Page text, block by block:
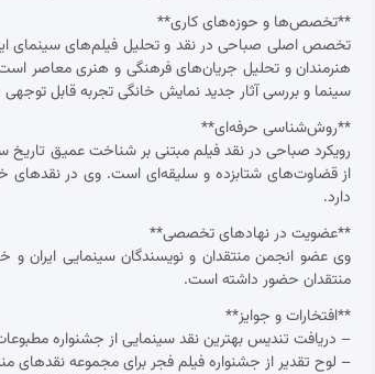
**تخصص‌ها و حوزه‌های کاری**
تخصص اصلی صباحی در نقد و تحلیل فیلم‌های سینمای
هنرمندان و تحلیل جریان‌های فرهنگی و هنری معاصر
سینما و بررسی آثار جدید نمایش خانگی تجربه قابل توجهی
**روش‌شناسی حرفه‌ای**
رویکرد صباحی در نقد فیلم مبتنی بر شناخت عمیق تاریخ
از قضاوت‌های شتابزده و سلیقه‌ای است. وی در نقدهای خود
دارد.
**عضویت در نهادهای تخصصی**
وی عضو انجمن منتقدان و نویسندگان سینمایی ایران
منتقدان حضور داشته است.
**افتخارات و جوایز**
– دریافت تندیس بهترین نقد سینمایی از جشنواره مطبوعات
– لوح تقدیر از جشنواره فیلم فجر برای مجموعه نقدهای